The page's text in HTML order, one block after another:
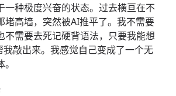
一种极度兴奋的状态。过去横亘在不
堵高墙，突然被AI推平了。我不需要
不需要去死记硬背语法，只要我能想
敲出来。我感觉自己变成了一个无